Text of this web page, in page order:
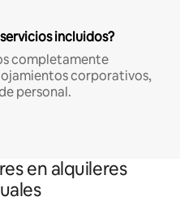
incluidos?
completamente
corporativos,
personal.
en alquileres